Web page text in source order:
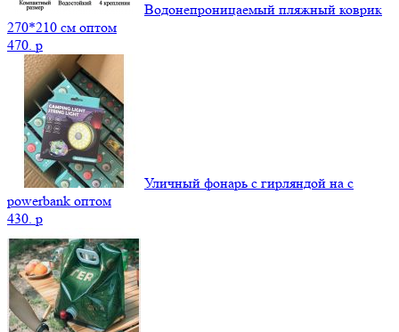
Водонепроницаемый пляжный коврик
270*210 см оптом
470. p
Уличный фонарь с гирляндой на с
powerbank оптом
430. p